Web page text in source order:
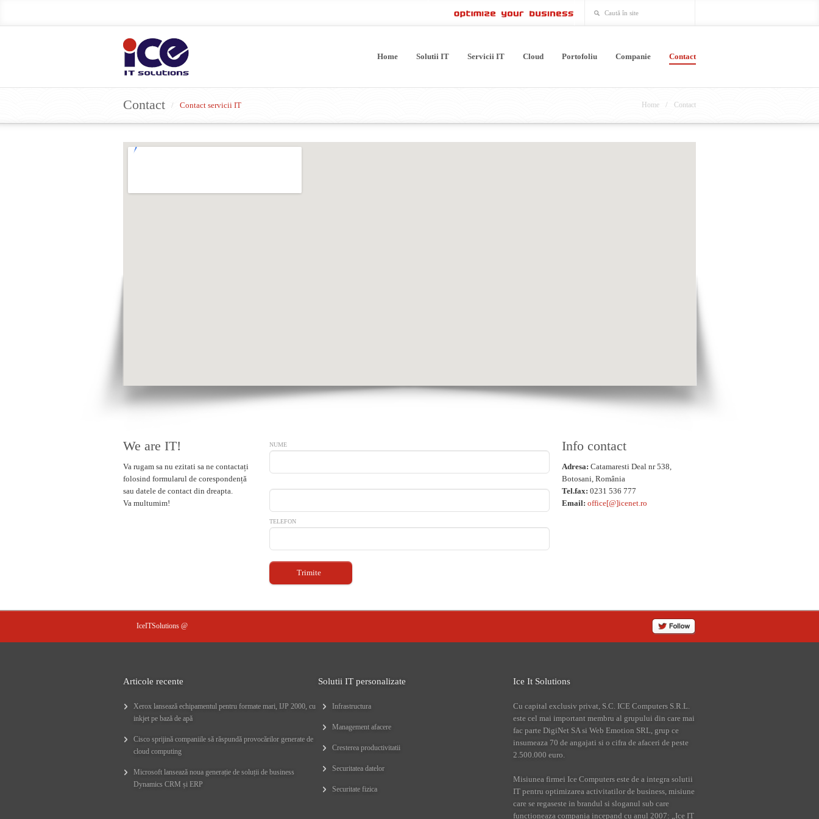
Home Solutii IT Servicii IT Cloud Portofoliu Companie Contact
Contact / Contact servicii IT Home / Contact
We are IT!
Va rugam sa nu ezitati sa ne contactați
folosind formularul de corespondență
sau datele de contact din dreapta.
Va multumim!
NUME
TELEFON
Info contact
Adresa: Catamaresti Deal nr 538,
Botosani, România
Tel.fax: 0231 536 777
Email: office[@]icenet.ro
IceITSolutions @
Articole recente
Xerox lansează echipamentul pentru formate mari, IJP 2000, cu
inkjet pe bază de apă
Cisco sprijină companiile să răspundă provocărilor generate de
cloud computing
Microsoft lansează noua generație de soluții de business
Dynamics CRM și ERP
Solutii IT personalizate
Infrastructura
Management afacere
Cresterea productivitatii
Securitatea datelor
Securitate fizica
Ice It Solutions
Cu capital exclusiv privat, S.C. ICE Computers S.R.L.
este cel mai important membru al grupului din care mai
fac parte DigiNet SA si Web Emotion SRL, grup ce
insumeaza 70 de angajati si o cifra de afaceri de peste
2.500.000 euro.
Misiunea firmei Ice Computers este de a integra solutii
IT pentru optimizarea activitatilor de business, misiune
care se regaseste in brandul si sloganul sub care
functioneaza compania incepand cu anul 2007: „Ice IT